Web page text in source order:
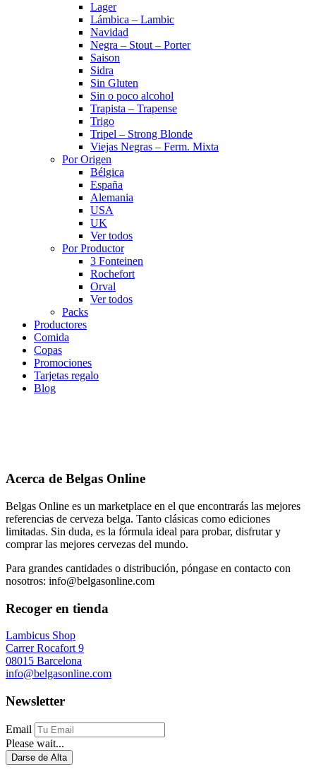
Lager
Lámbica – Lambic
Navidad
Negra – Stout – Porter
Saison
Sidra
Sin Gluten
Sin o poco alcohol
Trapista – Trapense
Trigo
Tripel – Strong Blonde
Viejas Negras – Ferm. Mixta
Por Origen
Bélgica
España
Alemania
USA
UK
Ver todos
Por Productor
3 Fonteinen
Rochefort
Orval
Ver todos
Packs
Productores
Comida
Copas
Promociones
Tarjetas regalo
Blog
Acerca de Belgas Online
Belgas Online es un marketplace en el que encontrarás las mejores
referencias de cerveza belga. Tanto clásicas como ediciones
limitadas. Sin duda, es la fórmula ideal para probar, disfrutar y
comprar las mejores cervezas del mundo.
Para grandes cantidades o distribución, póngase en contacto con
nosotros: info@belgasonline.com
Recoger en tienda
Lambicus Shop
Carrer Rocafort 9
08015 Barcelona
info@belgasonline.com
Newsletter
Email
Please wait...
Darse de Alta